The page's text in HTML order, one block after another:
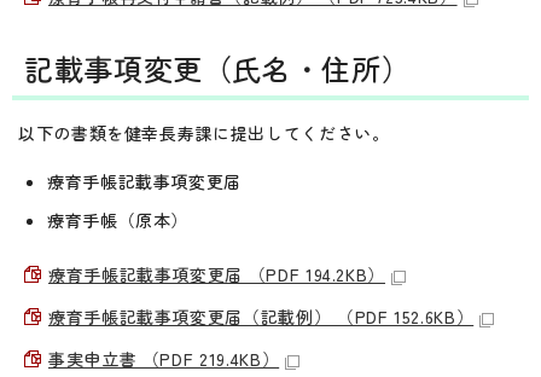
記載事項変更（氏名・住所）
以下の書類を健幸長寿課に提出してください。
療育手帳記載事項変更届
療育手帳（原本）
療育手帳記載事項変更届 （PDF 194.2KB）
療育手帳記載事項変更届（記載例） （PDF 152.6KB）
事実申立書 （PDF 219.4KB）